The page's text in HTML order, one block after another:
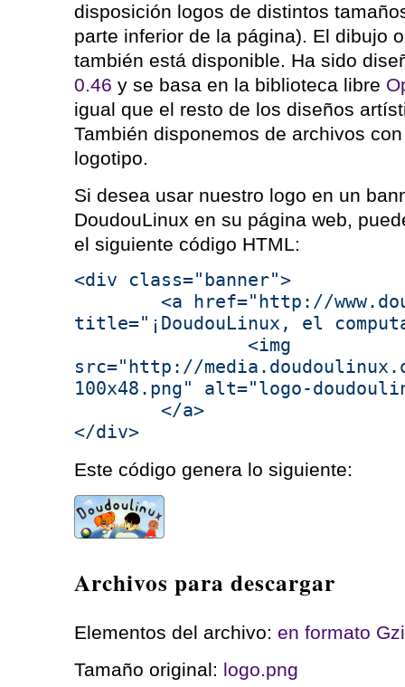
disposición logos de distintos
parte inferior de la página). El dibujo
también está disponible. Ha sido
0.46 y se basa en la biblioteca libre
igual que el resto de los diseños
También disponemos de archivos
logotipo.
Si desea usar nuestro logo en un
DoudouLinux en su página web,
el siguiente código HTML:
<div class="banner">
<a href="http://
title="¡DoudouLinux, el
<img
src="http://
100x48.png" alt="logo-
</a>
</div>
Este código genera lo siguiente:
Archivos para descargar
Elementos del archivo: en formato
Tamaño original: logo.png